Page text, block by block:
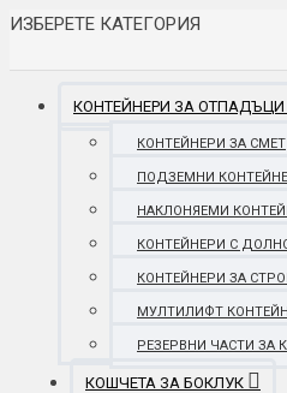
ИЗБЕРЕТЕ КАТЕГОРИЯ
КОНТЕЙНЕРИ ЗА ОТПАДЪЦИ
КОНТЕЙНЕРИ ЗА СМЕТ
ПОДЗЕМНИ
НАКЛОНЯЕМИ
КОНТЕЙНЕРИ С
КОНТЕЙНЕРИ ЗА
МУЛТИЛИФТ
РЕЗЕРВНИ ЧАСТИ ЗА
КОШЧЕТА ЗА БОКЛУК